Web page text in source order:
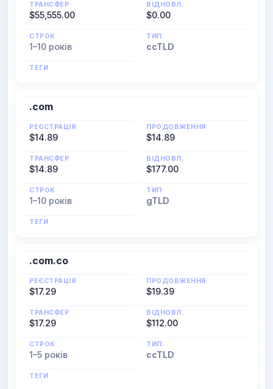
ТРАНСФЕР
$55,555.00
ВІДНОВЛ.
$0.00
СТРОК
1–10 років
ТИП
ccTLD
ТЕГИ
.com
РЕЄСТРАЦІЯ
$14.89
ПРОДОВЖЕННЯ
$14.89
ТРАНСФЕР
$14.89
ВІДНОВЛ.
$177.00
СТРОК
1–10 років
ТИП
gTLD
ТЕГИ
.com.co
РЕЄСТРАЦІЯ
$17.29
ПРОДОВЖЕННЯ
$19.39
ТРАНСФЕР
$17.29
ВІДНОВЛ.
$112.00
СТРОК
1–5 років
ТИП
ccTLD
ТЕГИ